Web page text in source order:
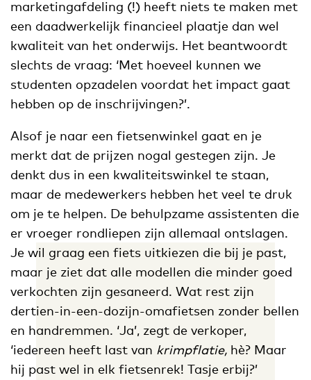
marketingafdeling (!) heeft niets te maken met
een daadwerkelijk financieel plaatje dan wel
kwaliteit van het onderwijs. Het beantwoordt
slechts de vraag: ‘Met hoeveel kunnen we
studenten opzadelen voordat het impact gaat
hebben op de inschrijvingen?’.
Alsof je naar een fietsenwinkel gaat en je
merkt dat de prijzen nogal gestegen zijn. Je
denkt dus in een kwaliteitswinkel te staan,
maar de medewerkers hebben het veel te druk
om je te helpen. De behulpzame assistenten die
er vroeger rondliepen zijn allemaal ontslagen.
Je wil graag een fiets uitkiezen die bij je past,
maar je ziet dat alle modellen die minder goed
verkochten zijn gesaneerd. Wat rest zijn
dertien-in-een-dozijn-omafietsen zonder bellen
en handremmen. ‘Ja’, zegt de verkoper,
‘iedereen heeft last van krimpflatie, hè? Maar
hij past wel in elk fietsenrek! Tasje erbij?’